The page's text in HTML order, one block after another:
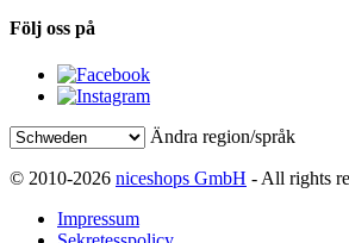
Följ oss på
Ändra region/språk
© 2010-2026 niceshops GmbH - All rights
Impressum